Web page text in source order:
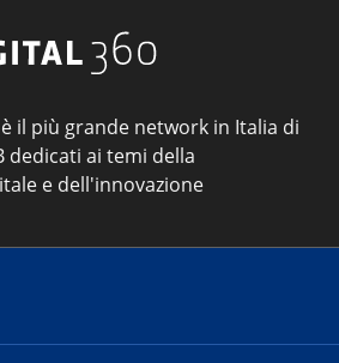
è il più grande network in Italia di
dedicati ai temi della
e dell'innovazione